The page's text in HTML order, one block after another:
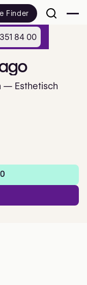
Finder
— Esthetisch
84 00